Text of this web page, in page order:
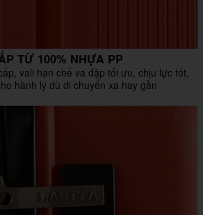
TỪ 100% NHỰA PP
vali hạn chế va đập tối ưu, chịu lực tốt,
hành lý dù di chuyển xa hay gần